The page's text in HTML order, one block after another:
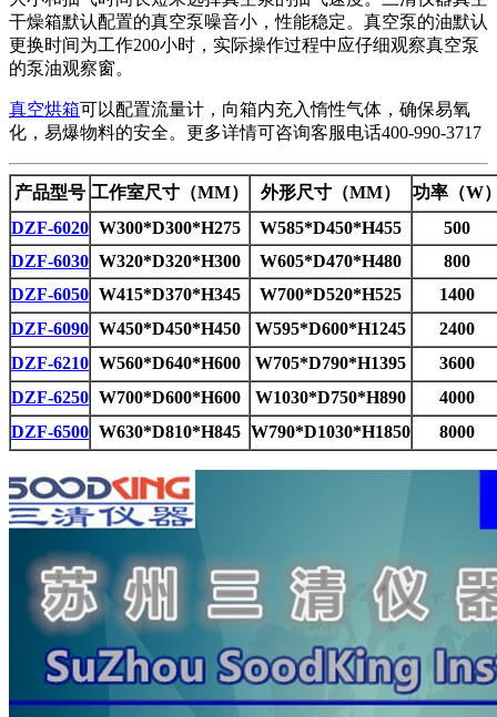
干燥箱默认配置的真空泵噪音小，性能稳定。真空泵的油默认
更换时间为工作200小时，实际操作过程中应仔细观察真空泵
的泵油观察窗。
真空烘箱可以配置流量计，向箱内充入惰性气体，确保易氧
化，易爆物料的安全。更多详情可咨询客服电话400-990-3717
产品型号 工作室尺寸（MM） 外形尺寸（MM）
功率（W
DZF-6020 W300*D300*H275 W585*D450*H455
500
DZF-6030 W320*D320*H300 W605*D470*H480
800
DZF-6050 W415*D370*H345 W700*D520*H525
1400
DZF-6090 W450*D450*H450 W595*D600*H1245
2400
DZF-6210 W560*D640*H600 W705*D790*H1395
3600
DZF-6250 W700*D600*H600 W1030*D750*H890
4000
DZF-6500 W630*D810*H845 W790*D1030*H1850 8000